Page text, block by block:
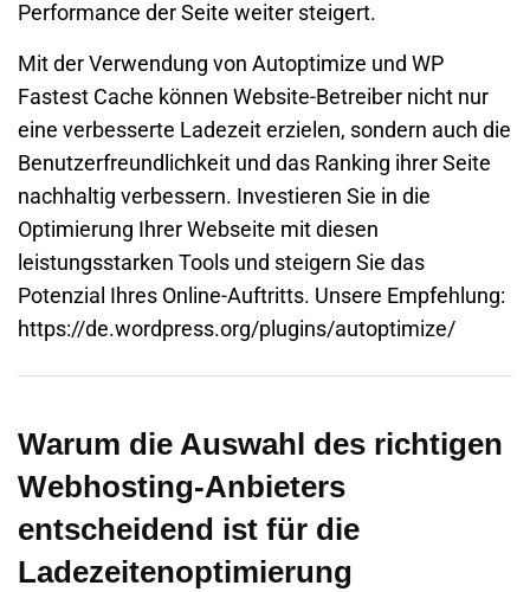
Performance der Seite weiter steigert.
Mit der Verwendung von Autoptimize und WP
Fastest Cache können Website-Betreiber nicht nur
eine verbesserte Ladezeit erzielen, sondern auch die
Benutzerfreundlichkeit und das Ranking ihrer Seite
nachhaltig verbessern. Investieren Sie in die
Optimierung Ihrer Webseite mit diesen
leistungsstarken Tools und steigern Sie das
Potenzial Ihres Online-Auftritts. Unsere Empfehlung:
https://de.wordpress.org/plugins/autoptimize/
Warum die Auswahl des richtigen
Webhosting-Anbieters
entscheidend ist für die
Ladezeitenoptimierung